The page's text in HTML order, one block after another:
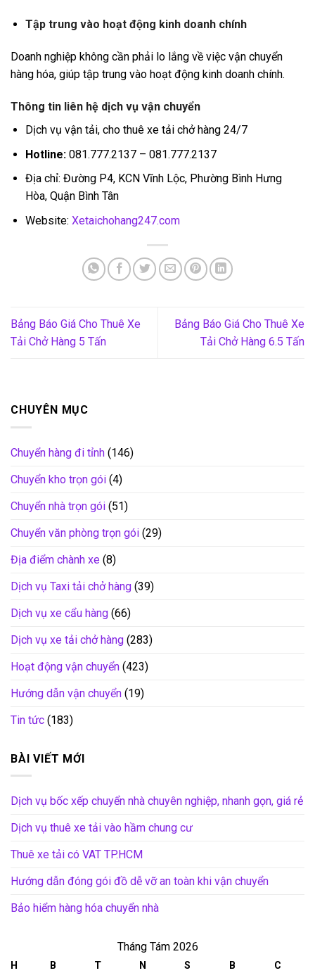
Tập trung vào hoạt động kinh doanh chính
Doanh nghiệp không cần phải lo lắng về việc vận chuyển
hàng hóa, giúp tập trung vào hoạt động kinh doanh chính.
Thông tin liên hệ dịch vụ vận chuyển
Dịch vụ vận tải, cho thuê xe tải chở hàng 24/7
Hotline:081.777.2137 – 081.777.2137
Địa chỉ: Đường P4, KCN Vĩnh Lộc, Phường Bình Hưng
Hòa, Quận Bình Tân
Website: Xetaichohang247.com
Bảng Báo Giá Cho Thuê Xe
Tải Chở Hàng 5 Tấn
Bảng Báo Giá Cho Thuê Xe
Tải Chở Hàng 6.5 Tấn
CHUYÊN MỤC
Chuyển hàng đi tỉnh (146)
Chuyển kho trọn gói (4)
Chuyển nhà trọn gói (51)
Chuyển văn phòng trọn gói (29)
Địa điểm chành xe (8)
Dịch vụ Taxi tải chở hàng (39)
Dịch vụ xe cẩu hàng (66)
Dịch vụ xe tải chở hàng (283)
Hoạt động vận chuyển (423)
Hướng dẫn vận chuyển (19)
Tin tức (183)
BÀI VIẾT MỚI
Dịch vụ bốc xếp chuyển nhà chuyên nghiệp, nhanh gọn, giá rẻ
Dịch vụ thuê xe tải vào hầm chung cư
Thuê xe tải có VAT TP.HCM
Hướng dẫn đóng gói đồ dễ vỡ an toàn khi vận chuyển
Bảo hiểm hàng hóa chuyển nhà
Tháng Tám 2026
H B T N S B
C